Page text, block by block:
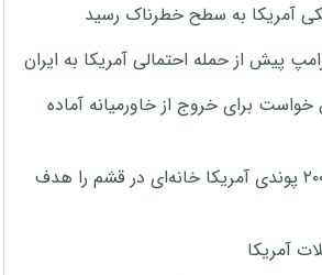
آمریکا به سطح خطرناک رسید
پیش از حمله احتمالی آمریکا به ایران
خواست برای خروج از خاورمیانه آماده
نیویورک‌تایمز: بمب ۲۰۰۰ پوندی آمریکا خانه‌ای در قشم را هدف
آمریکا